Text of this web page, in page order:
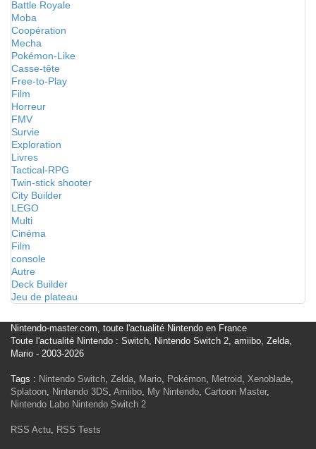
Battle Royale
Moba
Coopération
Mecha
Pokémon-Like
Casse-tête
Free-to-Play
Film
Horreur
FMV
Survie
Exploration
Livres
Tactical-RPG
Twin-stick shooter
City Builder
LEGO
Multi
Cinéma
Film
console
Autre
Deck Builder
Jeu de plateau
Nintendo-master.com, toute l'actualité Nintendo en France
Toute l'actualité Nintendo : Switch, Nintendo Switch 2, amiibo, Zelda,
Mario - 2003-2026
Tags : Nintendo Switch, Zelda, Mario, Pokémon, Metroid, Xenoblade,
Splatoon, Nintendo 3DS, Amiibo, My Nintendo, Cartoon Master,
Nintendo Labo Nintendo Switch 2
RSS Actu, RSS Tests